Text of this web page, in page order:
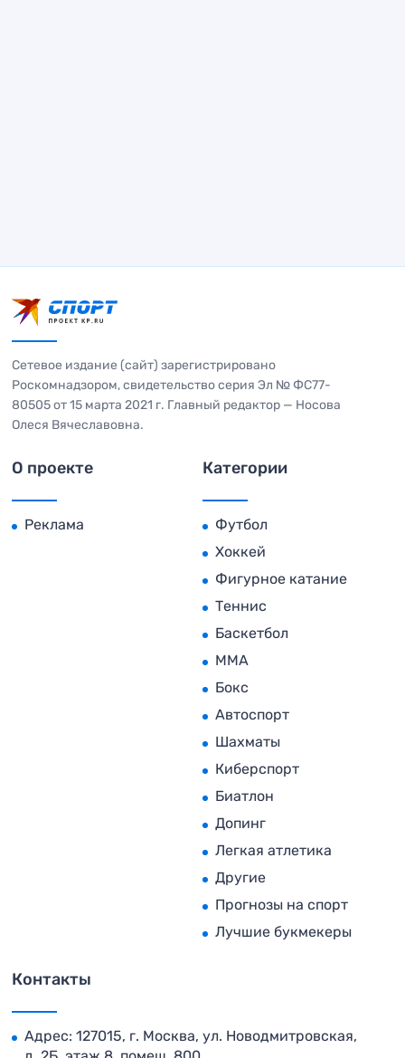
Сетевое издание (сайт) зарегистрировано
Роскомнадзором, свидетельство серия Эл № ФС77-
80505 от 15 марта 2021 г. Главный редактор — Носова
Олеся Вячеславовна.
О проекте
Реклама
Категории
Футбол
Хоккей
Фигурное катание
Теннис
Баскетбол
MMA
Бокс
Автоспорт
Шахматы
Киберспорт
Биатлон
Допинг
Легкая атлетика
Другие
Прогнозы на спорт
Лучшие букмекеры
Контакты
Адрес: 127015, г. Москва, ул. Новодмитровская,